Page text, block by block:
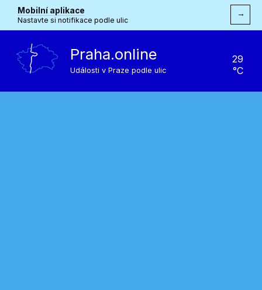
Mobilní aplikace
Nastavte si notifikace podle ulic
→
Praha.online
Události v Praze podle ulic
29
°C